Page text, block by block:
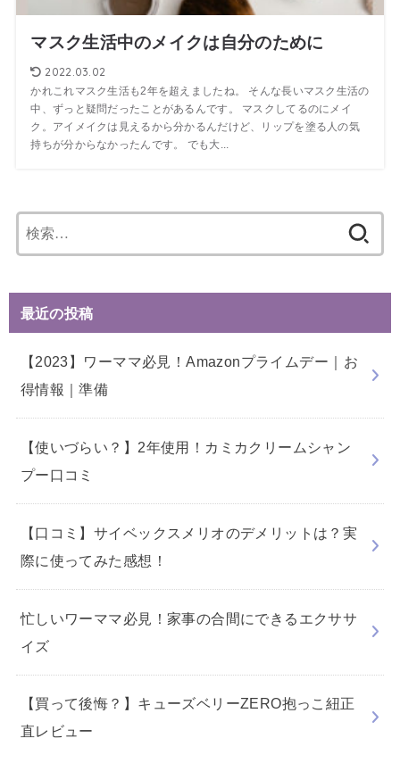
マスク生活中のメイクは自分のために
2022.03.02
かれこれマスク生活も2年を超えましたね。 そんな長いマスク生活の
中、ずっと疑問だったことがあるんです。 マスクしてるのにメイ
ク。アイメイクは見えるから分かるんだけど、リップを塗る人の気
持ちが分からなかったんです。 でも大...
索:
最近の投稿
【2023】ワーママ必見！Amazonプライムデー｜お
得情報｜準備
【使いづらい？】2年使用！カミカクリームシャン
プー口コミ
【口コミ】サイベックスメリオのデメリットは？実
際に使ってみた感想！
忙しいワーママ必見！家事の合間にできるエクササ
イズ
【買って後悔？】キューズベリーZERO抱っこ紐正
直レビュー